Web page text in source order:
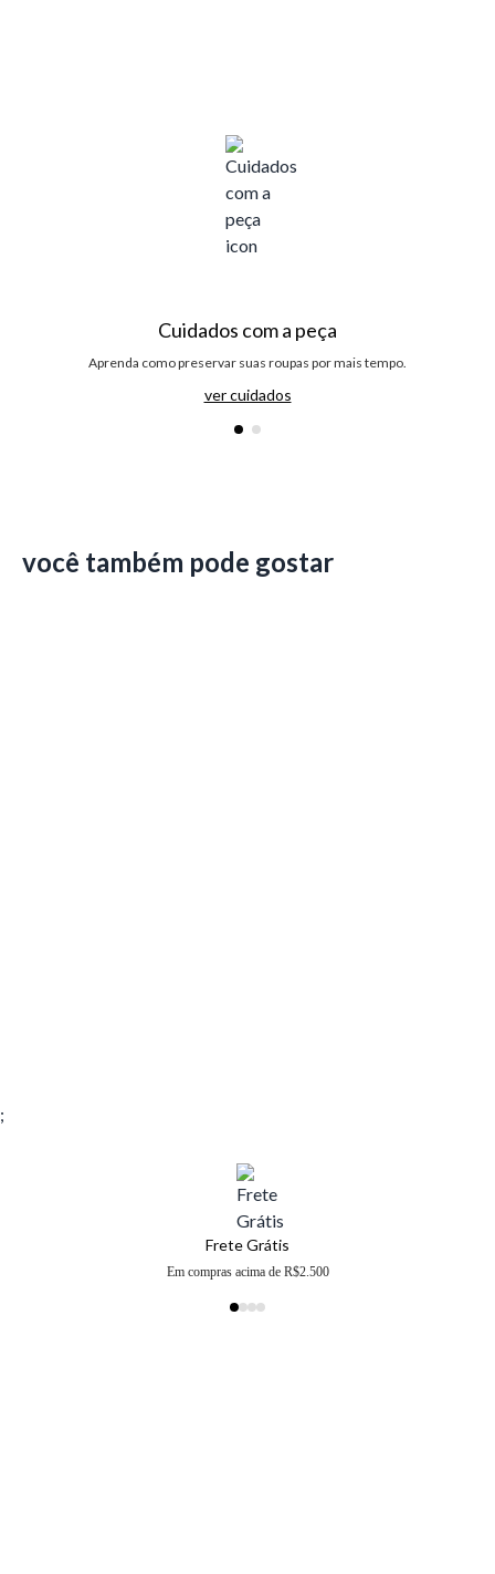
Cuidados com a peça
Aprenda como preservar suas roupas por mais tempo.
ver cuidados
você também pode gostar
;
Frete Grátis
Em compras acima de R$2.500